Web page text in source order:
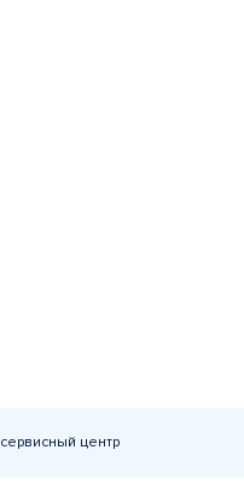
сервисный центр